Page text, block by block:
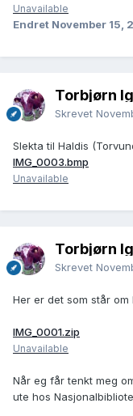
Unavailable
Endret November 15,
Torbjørn
Skrevet
Slekta til Haldis
IMG_0003.bmp
Unavailable
Torbjørn
Skrevet
Her er det som står
IMG_0001.zip
Unavailable
Når eg får tenkt meg
ute hos